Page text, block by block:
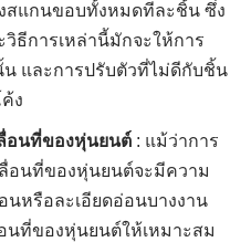
สแกนขอบทั้งหมดทีละชิ้น ซึ่ง
ธีการเหล่านี้มักจะให้การ
น และการปรับตัวที่ไม่ดีกับชิ้น
ง
อนที่ของหุ่นยนต์ : แม้ว่าการ
อนที่ของหุ่นยนต์จะมีความ
หรือละเอียดอ่อนบางงาน
นที่ของหุ่นยนต์ให้เหมาะสม